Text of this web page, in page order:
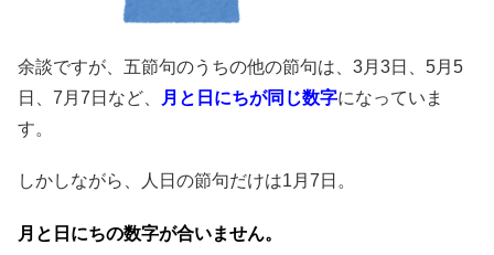
余談ですが、五節句のうちの他の節句は、3月3日、5月5
日、7月7日など、
月と日にちが同じ数字になっていま
す。
しかしながら、人日の節句だけは1月7日。
月と日にちの数字が合いません。